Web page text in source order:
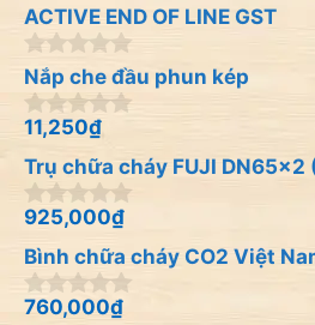
ACTIVE END OF LINE GST
0
n
g
o
à
i
5
Nắp che đầu phun kép
0
g
o
à
5
11,250₫
Trụ chữa cháy FUJI DN65x2
0
g
o
à
925,000₫
Bình chữa cháy CO2 Việt
0
760,000₫